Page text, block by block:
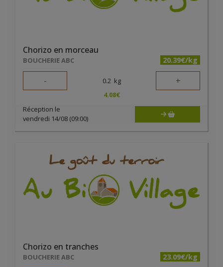
Chorizo en morceau
BOUCHERIE ABC 20.39€/kg
- 0.2 kg +
4.08€
Réception le
vendredi 14/08 (09:00)
Chorizo en tranches
BOUCHERIE ABC 23.09€/kg